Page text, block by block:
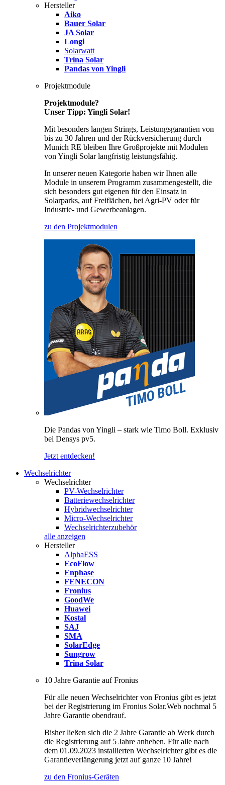
Hersteller
Aiko
Bauer Solar
JA Solar
Longi
Solarwatt
Trina Solar
Pandas von Yingli
Projektmodule
Projektmodule?
Unser Tipp: Yingli Solar!
Mit besonders langen Strings, Leistungsgarantien von
bis zu 30 Jahren und der Rückversicherung durch
Munich RE bleiben Ihre Großprojekte mit Modulen
von Yingli Solar langfristig leistungsfähig.
In unserer neuen Kategorie haben wir Ihnen alle
Module in unserem Programm zusammengestellt, die
sich besonders gut eigenen für den Einsatz in
Solarparks, auf Freiflächen, bei Agri-PV oder für
Industrie- und Gewerbeanlagen.
zu den Projektmodulen
Die Pandas von Yingli – stark wie Timo Boll. Exklusiv
bei Densys pv5.
Jetzt entdecken!
Wechselrichter
Wechselrichter
PV-Wechselrichter
Batteriewechselrichter
Hybridwechselrichter
Micro-Wechselrichter
Wechselrichterzubehör
alle anzeigen
Hersteller
AlphaESS
EcoFlow
Enphase
FENECON
Fronius
GoodWe
Huawei
Kostal
SAJ
SMA
SolarEdge
Sungrow
Trina Solar
10 Jahre Garantie auf Fronius
Für alle neuen Wechselrichter von Fronius gibt es jetzt
bei der Registrierung im Fronius Solar.Web nochmal 5
Jahre Garantie obendrauf.
Bisher ließen sich die 2 Jahre Garantie ab Werk durch
die Registrierung auf 5 Jahre anheben. Für alle nach
dem 01.09.2023 installierten Wechselrichter gibt es die
Garantieverlängerung jetzt auf ganze 10 Jahre!
zu den Fronius-Geräten